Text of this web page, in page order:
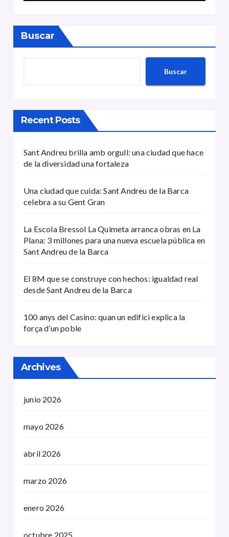
Buscar
Buscar
Recent Posts
Sant Andreu brilla amb orgull: una ciudad que hace
de la diversidad una fortaleza
Una ciudad que cuida: Sant Andreu de la Barca
celebra a su Gent Gran
La Escola Bressol La Quimeta arranca obras en La
Plana: 3 millones para una nueva escuela pública en
Sant Andreu de la Barca
El 8M que se construye con hechos: igualdad real
desde Sant Andreu de la Barca
100 anys del Casino: quan un edifici explica la
força d’un poble
Archives
junio 2026
mayo 2026
abril 2026
marzo 2026
enero 2026
octubre 2025